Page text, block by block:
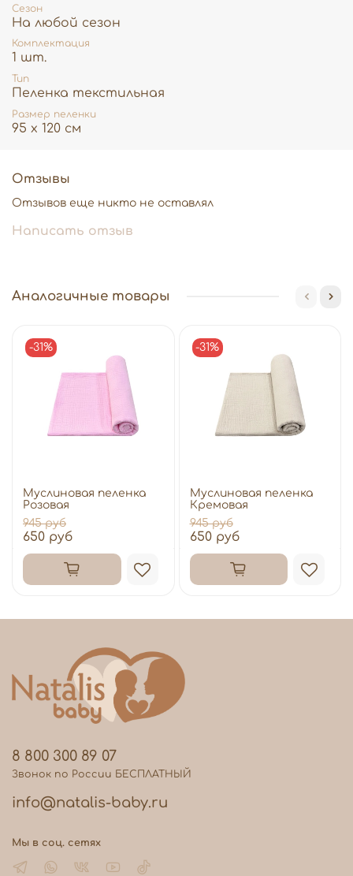
Сезон
На любой сезон
Комплектация
1 шт.
Тип
Пеленка текстильная
Размер пеленки
95 х 120 см
Отзывы
Отзывов еще никто не оставлял
Написать отзыв
Аналогичные товары
-31%
Муслиновая пеленка
Розовая
945 руб
650 руб
-31%
Муслиновая пеленка
Кремовая
945 руб
650 руб
8 800 300 89 07
Звонок по России БЕСПЛАТНЫЙ
info@natalis-baby.ru
Мы в соц. сетях